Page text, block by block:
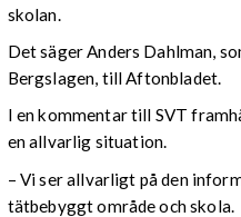
skolan.
Det säger Anders Dahlman,
Bergslagen, till Aftonbladet.
I en kommentar till SVT
en allvarlig situation.
– Vi ser allvarligt på den
tätbebyggt område och skola.